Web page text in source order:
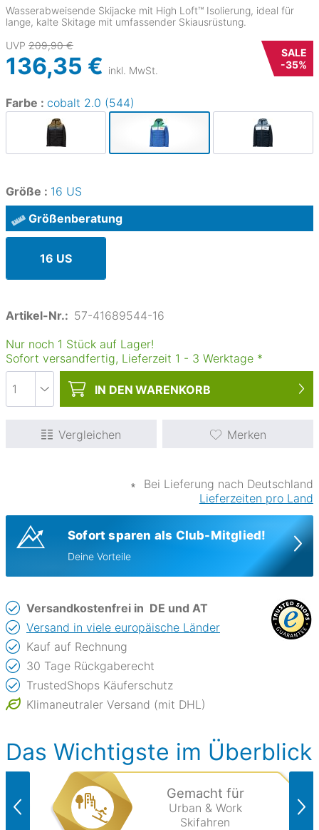
Wasserabweisende Skijacke mit High Loft™ Isolierung, ideal für
lange, kalte Skitage mit umfassender Skiausrüstung.
UVP 209,90 €
136,35 € inkl. MwSt.
SALE
-35%
Farbe : cobalt 2.0 (544)
Größe : 16 US
Größenberatung
16 US
Artikel-Nr.: 57-41689544-16
Nur noch 1 Stück auf Lager!
Sofort versandfertig, Lieferzeit 1 - 3 Werktage *
IN DEN WARENKORB
Vergleichen Merken
∗
Bei Lieferung nach Deutschland
Lieferzeiten pro Land
Sofort sparen als Club-Mitglied!
Deine Vorteile
Versandkostenfrei in DE und AT
Versand in viele europäische Länder
Kauf auf Rechnung
30 Tage Rückgaberecht
TrustedShops Käuferschutz
Klimaneutraler Versand (mit DHL)
Das Wichtigste im Überblick
Gemacht für
Urban & Work
Skifahren